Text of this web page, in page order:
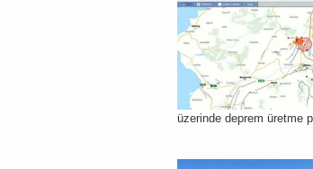
üzerinde deprem üretme